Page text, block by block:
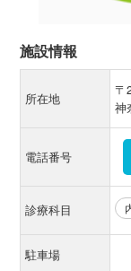
施設情報
所在地
〒
神
電話番号
診療科目
駐車場